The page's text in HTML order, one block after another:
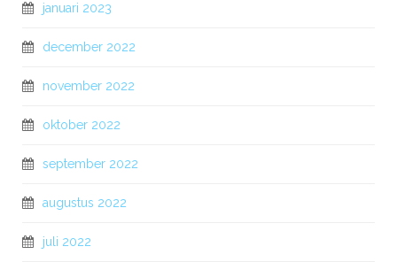
januari 2023
december 2022
november 2022
oktober 2022
september 2022
augustus 2022
juli 2022